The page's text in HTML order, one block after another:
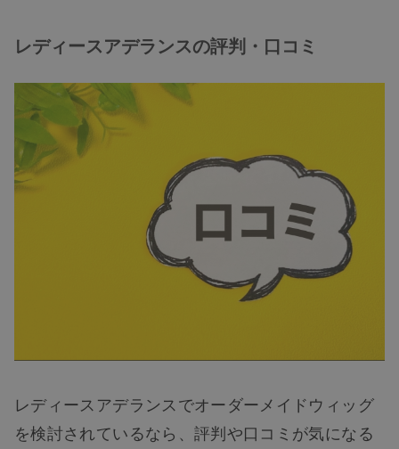
レディースアデランスの評判・口コミ
レディースアデランスでオーダーメイドウィッグ
を検討されているなら、評判や口コミが気になる